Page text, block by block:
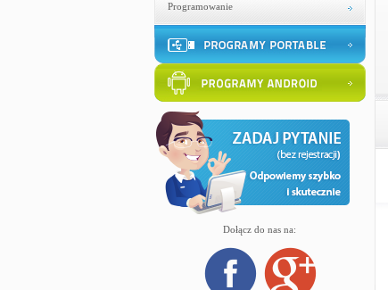
Programowanie
Dołącz do nas na: